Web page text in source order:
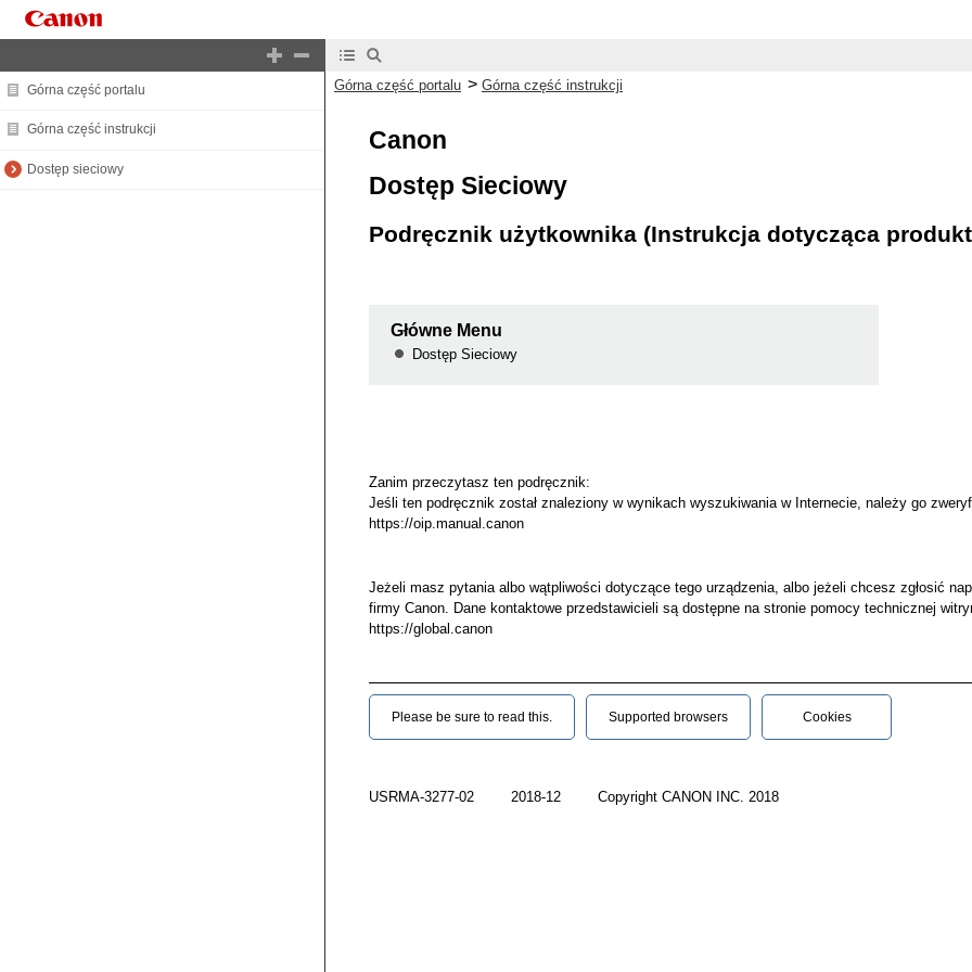
Górna część portalu
Górna część instrukcji
Dostęp sieciowy
Górna część portalu > Górna część instrukcji
Canon
Dostęp Sieciowy
Podręcznik użytkownika (Instrukcja dotycząca
Główne Menu
Dostęp Sieciowy
Zanim przeczytasz ten podręcznik:
Jeśli ten podręcznik został znaleziony w wynikach wyszukiwania w Internecie, należy go
https://oip.manual.canon
Jeżeli masz pytania albo wątpliwości dotyczące tego urządzenia, albo jeżeli chcesz zgłosić
firmy Canon. Dane kontaktowe przedstawicieli są dostępne na stronie pomocy technicznej
https://global.canon
Please be sure to read this.‎ Supported browsers Cookies
USRMA-3277-02 2018-12 Copyright CANON INC. 2018